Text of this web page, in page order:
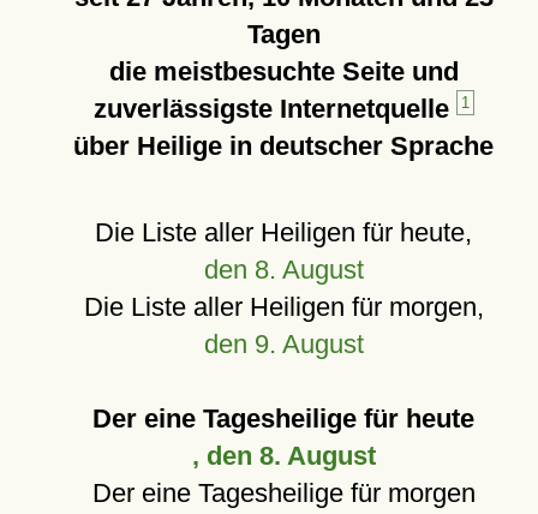
Tagen
die meistbesuchte Seite und
zuverlässigste Internetquelle
1
über Heilige in deutscher Sprache
Die Liste aller Heiligen für heute,
den 8. August
Die Liste aller Heiligen für morgen,
den 9. August
Der eine Tagesheilige für heute
, den 8. August
Der eine Tagesheilige für morgen